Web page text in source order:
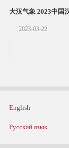
大汉气象 2023中国
2023-03-22
English
Русский язык